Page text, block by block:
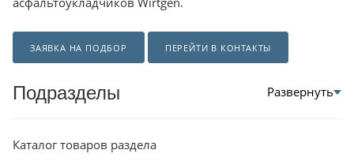
ЗАЯВКА НА ПОДБОР ПЕРЕЙТИ В КОНТАКТЫ
Подразделы
Каталог товаров раздела